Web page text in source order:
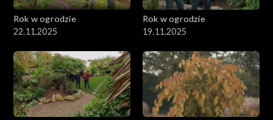
Rok w ogrodzie
22.11.2025
Rok w ogrodzie
19.11.2025